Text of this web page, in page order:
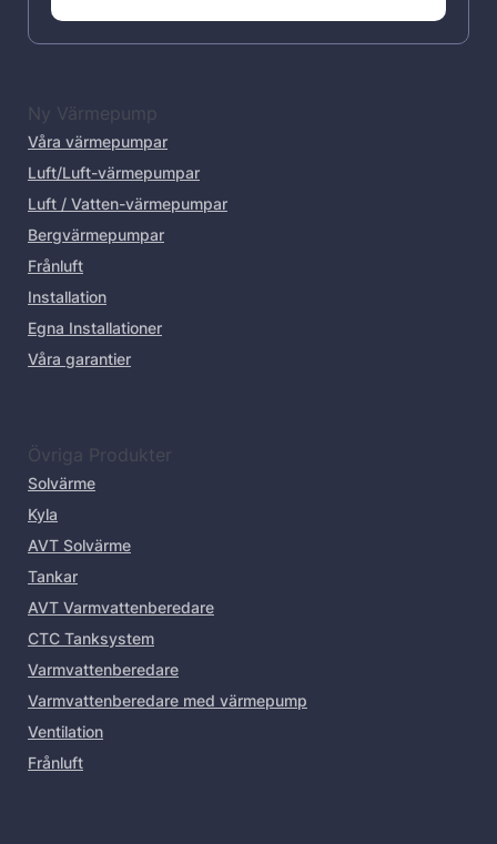
Ny Värmepump
Våra värmepumpar
Luft/Luft-värmepumpar
Luft / Vatten-värmepumpar
Bergvärmepumpar
Frånluft
Installation
Egna Installationer
Våra garantier
Övriga Produkter
Solvärme
Kyla
AVT Solvärme
Tankar
AVT Varmvattenberedare
CTC Tanksystem
Varmvattenberedare
Varmvattenberedare med värmepump
Ventilation
Frånluft